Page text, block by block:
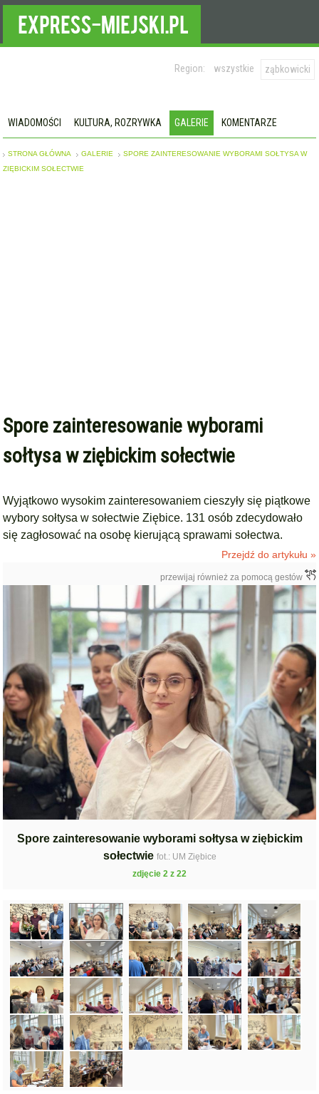
Region: wszystkie ząbkowicki
WIADOMOŚCI KULTURA, ROZRYWKA GALERIE KOMENTARZE
STRONA GŁÓWNA GALERIE
SPORE ZAINTERESOWANIE WYBORAMI SOŁTYSA W
ZIĘBICKIM SOŁECTWIE
Spore zainteresowanie wyborami
sołtysa w ziębickim sołectwie
Wyjątkowo wysokim zainteresowaniem cieszyły się piątkowe
wybory sołtysa w sołectwie Ziębice. 131 osób zdecydowało
się zagłosować na osobę kierującą sprawami sołectwa.
Przejdź do artykułu »
przewijaj również za pomocą gestów
Spore zainteresowanie wyborami sołtysa w ziębickim
sołectwie fot.: UM Ziębice
zdjęcie 2 z 22